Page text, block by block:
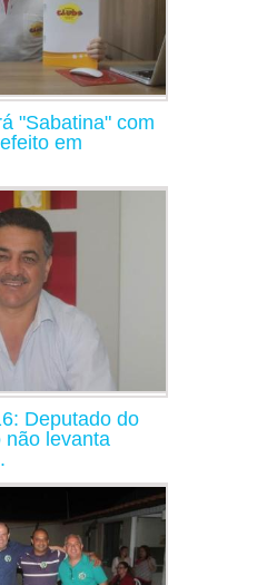
"Sabatina" com
em
Deputado do
não levanta